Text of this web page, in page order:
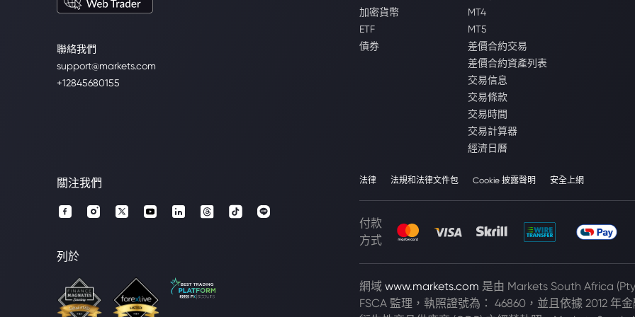
聯絡我們
support@markets.com
+12845680155
加密貨幣
ETF
債券
MT4
MT5
差價合約交易
差價合約資產列表
交易信息
交易條款
交易時間
交易計算器
經濟日曆
關注我們
列於
法律 法規和法律文件包 Cookie 披露聲明 安全上網
付款
方式
網域 www.markets.com 是由 Markets South Africa
FSCA 監理，執照證號為： 46860，並且依據 2012 年